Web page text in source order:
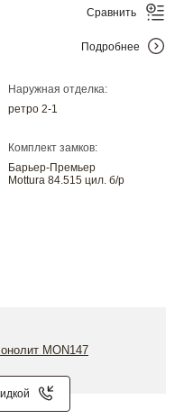
Наружная отделка:
ретро 2-1
Комплект замков:
Барьер-Премьер
Mottura 84.515 цил. б/р
Сравнить
Подробнее